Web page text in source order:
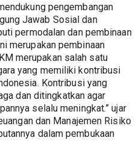
pengembangan
Jawab Sosial dan
permodalan dan pembinaan
merupakan pembinaan
merupakan salah satu
yang memiliki kontribusi
Kontribusi yang
dan ditingkatkan agar
selalu meningkat.” ujar
dan Manajemen Risiko
dalam pembukaan